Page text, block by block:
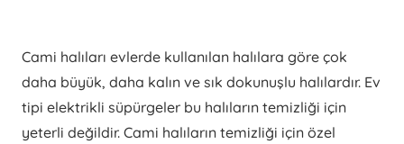
Cami halıları evlerde kullanılan halılara göre çok
daha büyük, daha kalın ve sık dokunuşlu halılardır. Ev
tipi elektrikli süpürgeler bu halıların temizliği için
yeterli değildir. Cami halıların temizliği için özel